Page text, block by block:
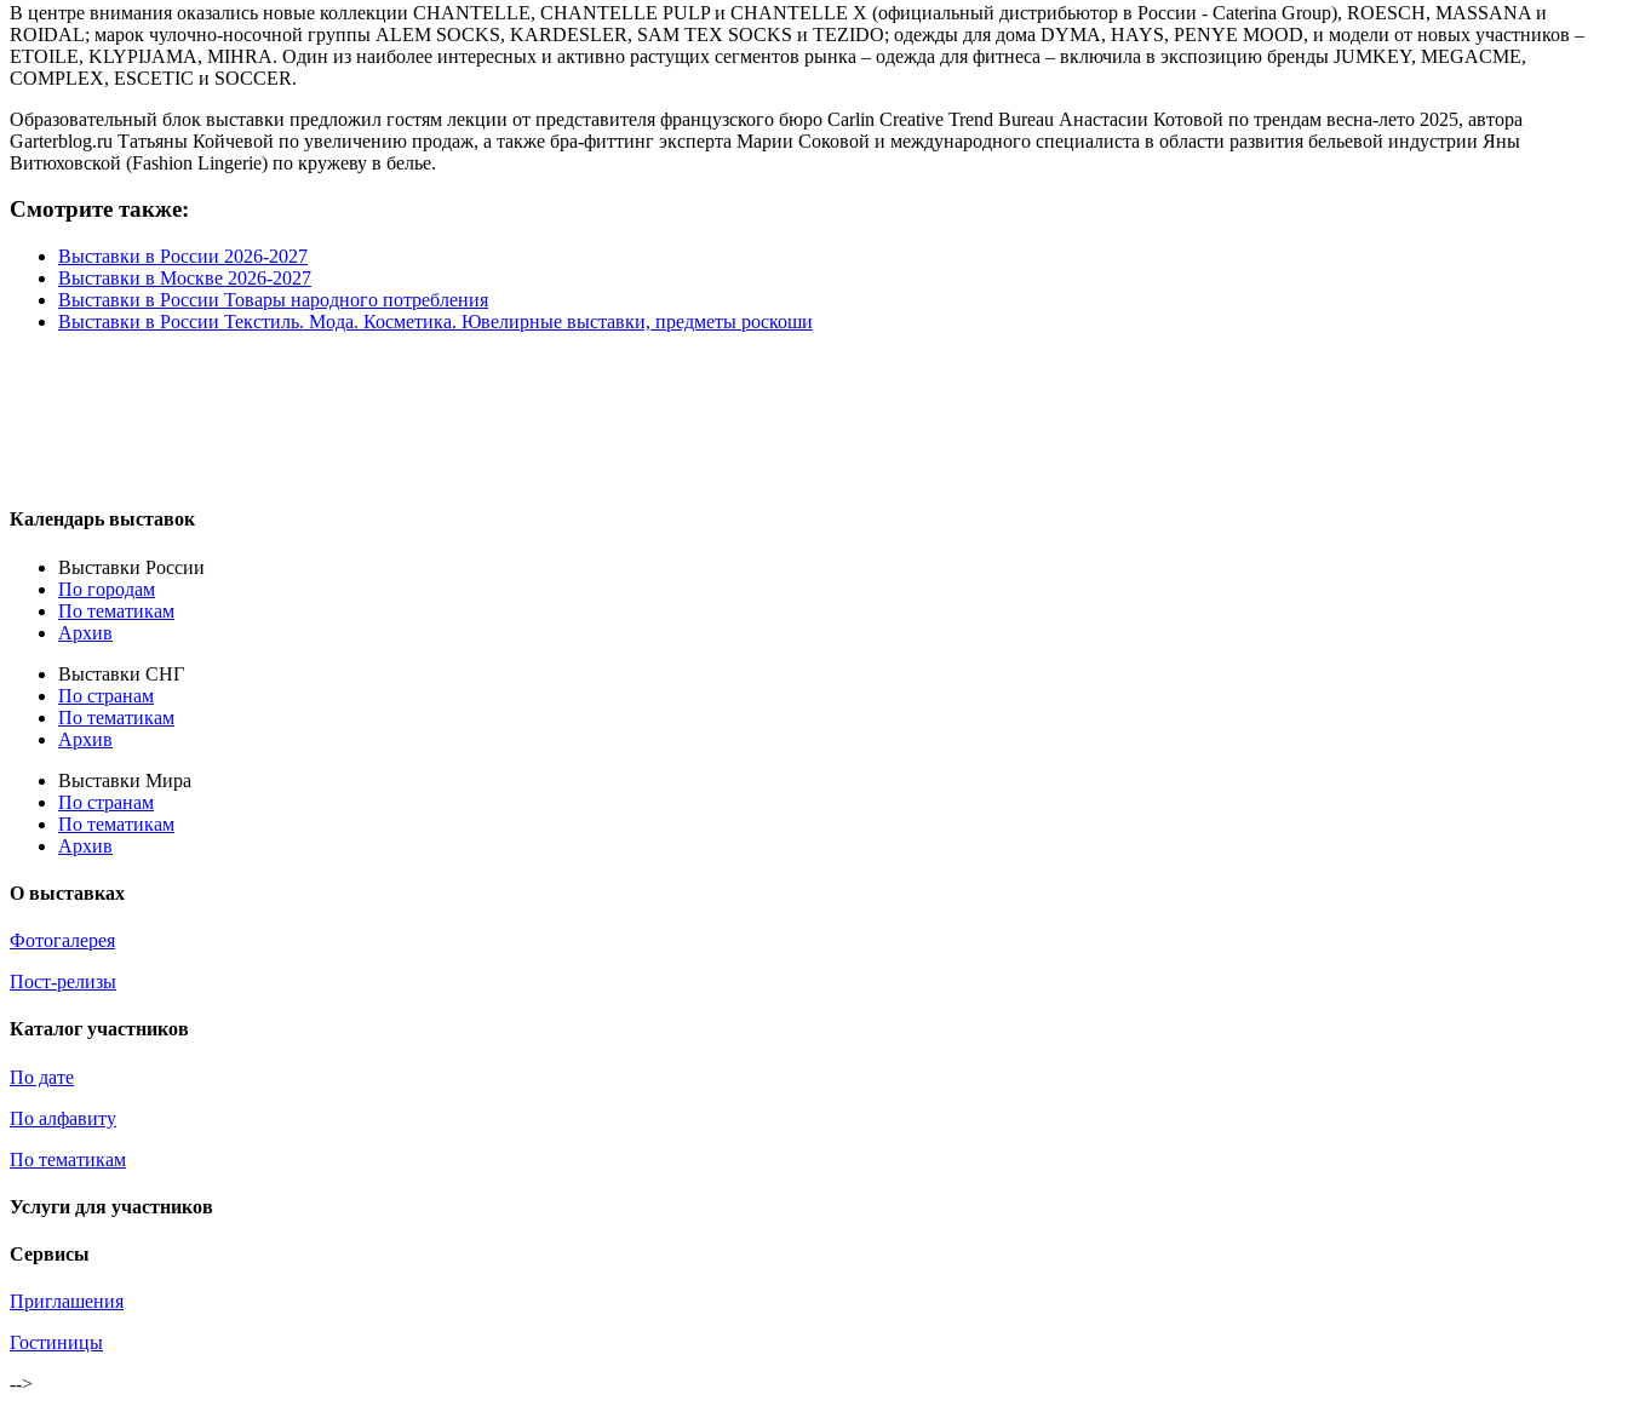
В центре внимания оказались новые коллекции CHANTELLE, CHANTELLE PULP и CHANTELLE X (официальный дистрибьютор в России - Caterina Group), ROESCH, MASSANA и
ROIDAL; марок чулочно-носочной группы ALEM SOCKS, KARDESLER, SAM TEX SOCKS и TEZIDO; одежды для дома DYMA, HAYS, PENYE MOOD, и модели от новых участников –
ETOILE, KLYPIJAMA, MIHRA. Один из наиболее интересных и активно растущих сегментов рынка – одежда для фитнеса – включила в экспозицию бренды JUMKEY, MEGACME,
COMPLEX, ESCETIC и SOCCER.
Образовательный блок выставки предложил гостям лекции от представителя французского бюро Carlin Creative Trend Bureau Анастасии Котовой по трендам весна-лето 2025, автора
Garterblog.ru Татьяны Койчевой по увеличению продаж, а также бра-фиттинг эксперта Марии Соковой и международного специалиста в области развития бельевой индустрии Яны
Витюховской (Fashion Lingerie) по кружеву в белье.
Смотрите также:
Выставки в России 2026-2027
Выставки в Москве 2026-2027
Выставки в России Товары народного потребления
Выставки в России Текстиль. Мода. Косметика. Ювелирные выставки, предметы роскоши
Календарь выставок
Выставки России
По городам
По тематикам
Архив
Выставки СНГ
По странам
По тематикам
Архив
Выставки Мира
По странам
По тематикам
Архив
О выставках
Фотогалерея
Пост-релизы
Каталог участников
По дате
По алфавиту
По тематикам
Услуги для участников
Сервисы
Приглашения
Гостиницы
-->